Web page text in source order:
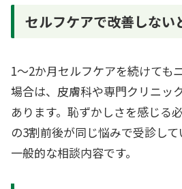
セルフケアで改善しない
1〜2か月セルフケアを続けても
場合は、皮膚科や専門クリニッ
あります。恥ずかしさを感じる
の3割前後が同じ悩みで受診し
一般的な相談内容です。